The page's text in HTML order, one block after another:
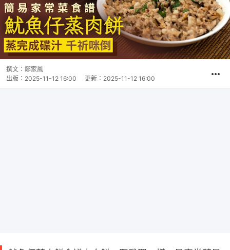
撰文： 鄒家鳳
出版： 2025-11-12 16:00 更新： 2025-11-12 16:00